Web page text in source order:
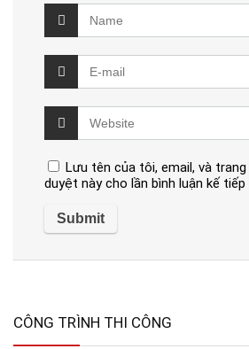
Lưu tên của tôi, email, và
duyệt này cho lần bình luận kế
CÔNG TRÌNH THI CÔNG